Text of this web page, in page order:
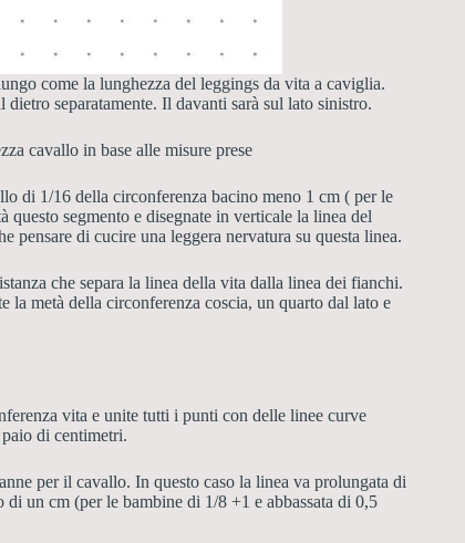
come la lunghezza del leggings da vita a caviglia.
separatamente. Il davanti sarà sul lato sinistro.
cavallo in base alle misure prese
di 1/16 della circonferenza bacino meno 1 cm ( per le
segmento e disegnate in verticale la linea del
pensare di cucire una leggera nervatura su questa linea.
che separa la linea della vita dalla linea dei fianchi.
la metà della circonferenza coscia, un quarto dal lato e
vita e unite tutti i punti con delle linee curve
di centimetri.
per il cavallo. In questo caso la linea va prolungata di
un cm (per le bambine di 1/8 +1 e abbassata di 0,5